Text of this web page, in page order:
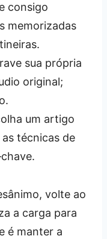
consigo
memorizadas
sua própria
original;
um artigo
técnicas de
volte ao
a carga para
é manter a